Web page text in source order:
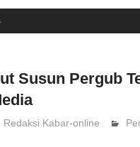
Susun Pergub
Redaksi Kabar-online